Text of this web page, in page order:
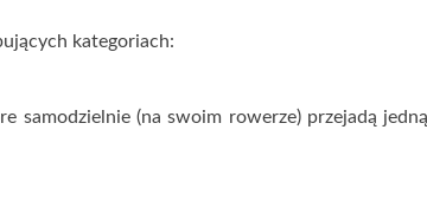
kategoriach:
samodzielnie (na swoim rowerze) przejadą